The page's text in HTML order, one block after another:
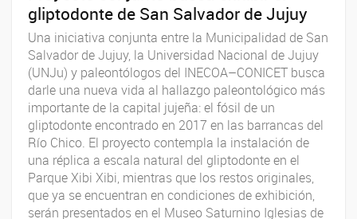
gliptodonte de San Salvador de Jujuy
Una iniciativa conjunta entre la Municipalidad de San
Salvador de Jujuy, la Universidad Nacional de Jujuy
(UNJu) y paleontólogos del INECOA–CONICET busca
darle una nueva vida al hallazgo paleontológico más
importante de la capital jujeña: el fósil de un
gliptodonte encontrado en 2017 en las barrancas del
Río Chico. El proyecto contempla la instalación de
una réplica a escala natural del gliptodonte en el
Parque Xibi Xibi, mientras que los restos originales,
que ya se encuentran en condiciones de exhibición,
serán presentados en el Museo Saturnino Iglesias de